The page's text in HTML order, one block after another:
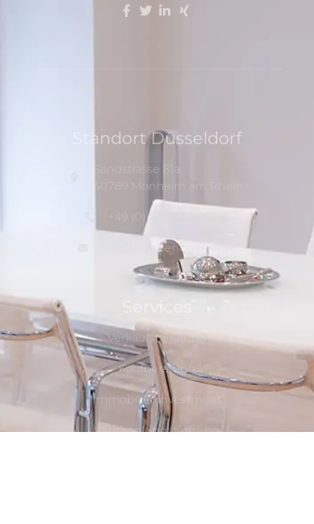
Standort Düsseldorf
Sandstrasse 81a,
40789 Monheim am Rhein
+49 (0) 211 9425 664-0
info@huettenbuegel.de
Services
Verkaufsberatung
Kaufberatung
Immobilieninvestment
Verhandlungsführung